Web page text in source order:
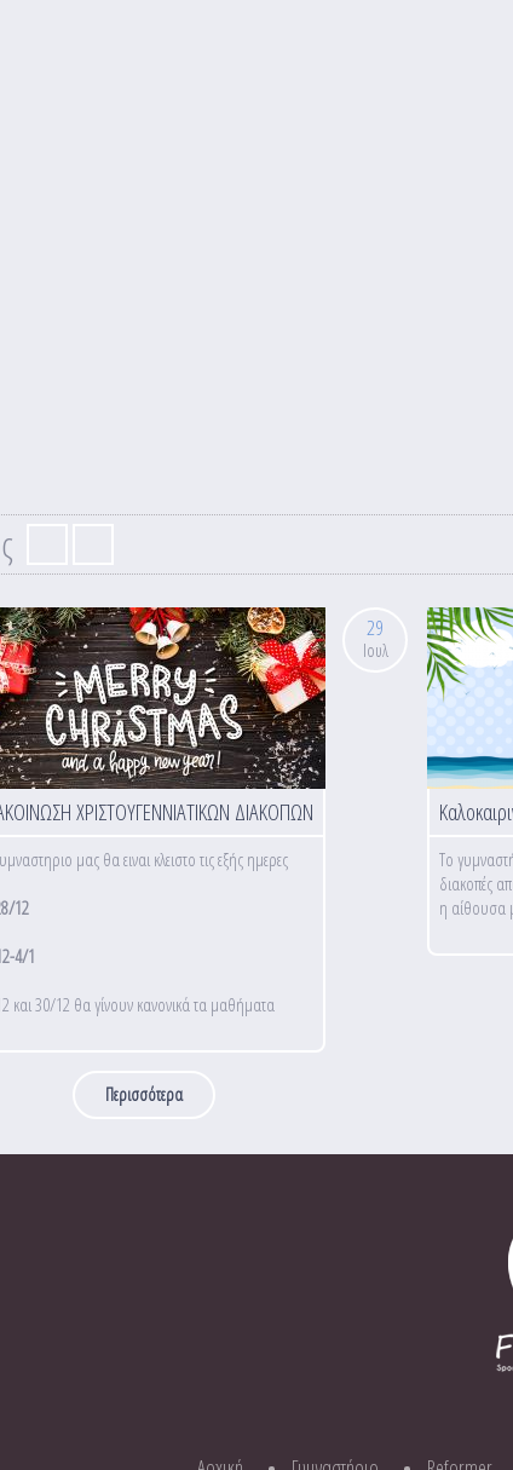
ΧΡΙΣΤΟΥΓΕΝΝΙΑΤΙΚΩΝ ΔΙΑΚΟΠΩΝ
μας θα ειναι κλειστο τις εξής ημερες
12
4/1
και 30/12 θα γίνουν κανονικά τα μαθήματα
Περισσότερα
29
Ιουλ
Το
διακοπές
η αίθουσα